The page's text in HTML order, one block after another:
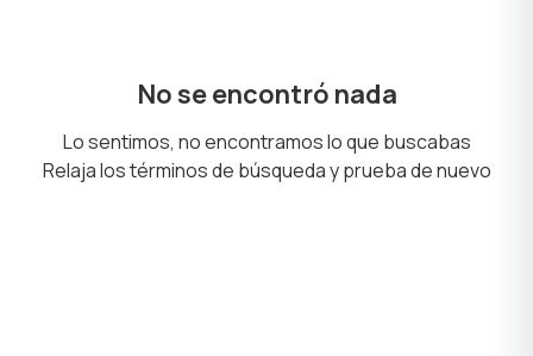
No se encontró nada
Lo sentimos, no encontramos lo que buscabas
Relaja los términos de búsqueda y prueba de nuevo